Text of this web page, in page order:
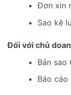
Đơn xin
Sao kê
Đối với chủ
Bản sao
Báo